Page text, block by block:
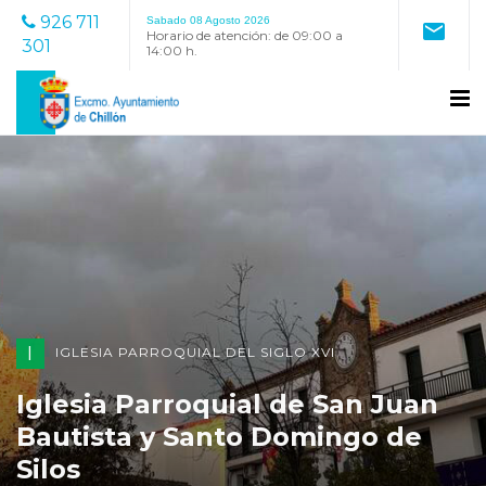
926 711
301
Sabado 08 Agosto 2026
Horario de atención: de 09:00 a
14:00 h.
mail
I IGLESIA PARROQUIAL DEL SIGLO XVI
Iglesia Parroquial de San Juan
Bautista y Santo Domingo de
Silos